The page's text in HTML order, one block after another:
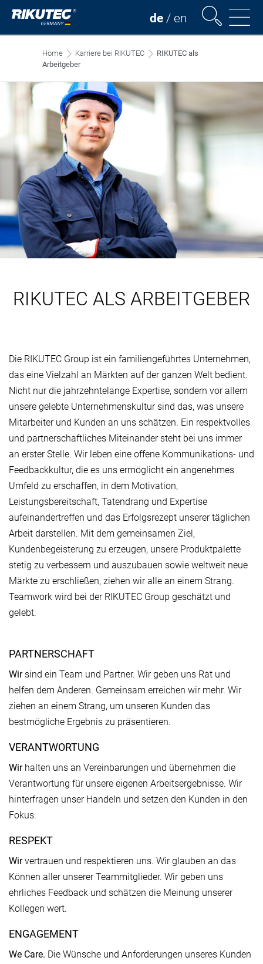
de / en
Home Karriere bei RIKUTEC
RIKUTEC als
Arbeitgeber
RIKUTEC ALS ARBEITGEBER
Die RIKUTEC Group ist ein familiengeführtes Unternehmen,
das eine Vielzahl an Märkten auf der ganzen Welt bedient.
Nicht nur die jahrzehntelange Expertise, sondern vor allem
unsere gelebte Unternehmenskultur sind das, was unsere
Mitarbeiter und Kunden an uns schätzen. Ein respektvolles
und partnerschaftliches Miteinander steht bei uns immer
an erster Stelle. Wir leben eine offene Kommunikations- und
Feedbackkultur, die es uns ermöglicht ein angenehmes
Umfeld zu erschaffen, in dem Motivation,
Leistungsbereitschaft, Tatendrang und Expertise
aufeinandertreffen und das Erfolgsrezept unserer täglichen
Arbeit darstellen. Mit dem gemeinsamen Ziel,
Kundenbegeisterung zu erzeugen, unsere Produktpalette
stetig zu verbessern und auszubauen sowie weltweit neue
Märkte zu erschließen, ziehen wir alle an einem Strang.
Teamwork wird bei der RIKUTEC Group geschätzt und
gelebt.
PARTNERSCHAFT
Wirsind ein Team und Partner. Wir geben uns Rat und
helfen dem Anderen. Gemeinsam erreichen wir mehr. Wir
ziehen an einem Strang, um unseren Kunden das
bestmögliche Ergebnis zu präsentieren.
VERANTWORTUNG
Wirhalten uns an Vereinbarungen und übernehmen die
Verantwortung für unsere eigenen Arbeitsergebnisse. Wir
hinterfragen unser Handeln und setzen den Kunden in den
Fokus.
RESPEKT
Wirvertrauen und respektieren uns. Wir glauben an das
Können aller unserer Teammitglieder. Wir geben uns
ehrliches Feedback und schätzen die Meinung unserer
Kollegen wert.
ENGAGEMENT
We Care. Die Wünsche und Anforderungen unseres Kunden